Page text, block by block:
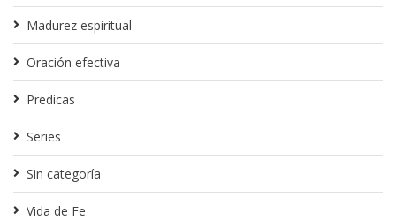
Madurez espiritual
Oración efectiva
Predicas
Series
Sin categoría
Vida de Fe